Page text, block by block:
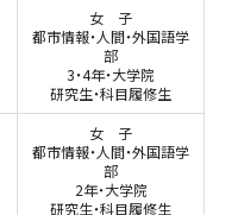
女 子
都市情報・人間・外国語学
部
3・4年・大学院
研究生・科目履修生
女 子
都市情報・人間・外国語学
部
2年・大学院
研究生・科目履修生